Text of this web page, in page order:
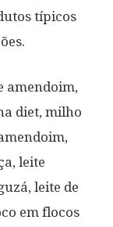
típicos
amendoim,
diet, milho
leite
leite de
em flocos